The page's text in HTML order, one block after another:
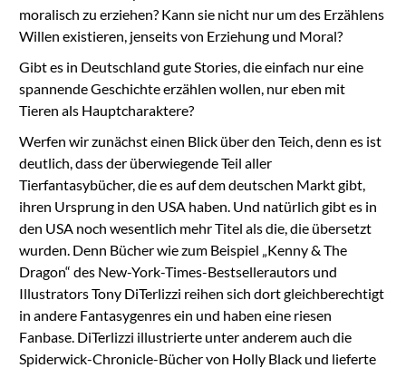
moralisch zu erziehen? Kann sie nicht nur um des Erzählens
Willen existieren, jenseits von Erziehung und Moral?
Gibt es in Deutschland gute Stories, die einfach nur eine
spannende Geschichte erzählen wollen, nur eben mit
Tieren als Hauptcharaktere?
Werfen wir zunächst einen Blick über den Teich, denn es ist
deutlich, dass der überwiegende Teil aller
Tierfantasybücher, die es auf dem deutschen Markt gibt,
ihren Ursprung in den USA haben. Und natürlich gibt es in
den USA noch wesentlich mehr Titel als die, die übersetzt
wurden. Denn Bücher wie zum Beispiel „Kenny & The
Dragon“ des New-York-Times-Bestsellerautors und
Illustrators Tony DiTerlizzi reihen sich dort gleichberechtigt
in andere Fantasygenres ein und haben eine riesen
Fanbase. DiTerlizzi illustrierte unter anderem auch die
Spiderwick-Chronicle-Bücher von Holly Black und lieferte